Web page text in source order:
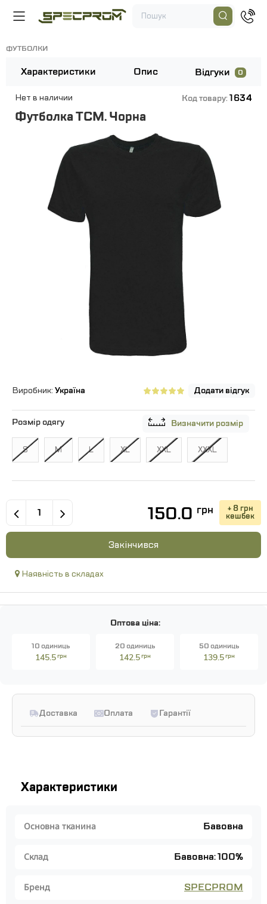
ФУТБОЛКИ
Характеристики Опис Відгуки 0
Нет в наличии Код товару:1634
Футболка ТСМ. Чорна
Додати відгук
Виробник: Україна
Визначити розмір
Розмір одягу
S M L XL XXL XXXL
150.0 грн + 8 грн
кешбек
Закінчився
Наявність в складах
Оптова ціна:
10 одиниць
145.5грн
20 одиниць
142.5грн
50 одиниць
139.5грн
Доставка Оплата Гарантії
Характеристики
Основна тканина Бавовна
Склад Бавовна: 100%
Бренд SPECPROM